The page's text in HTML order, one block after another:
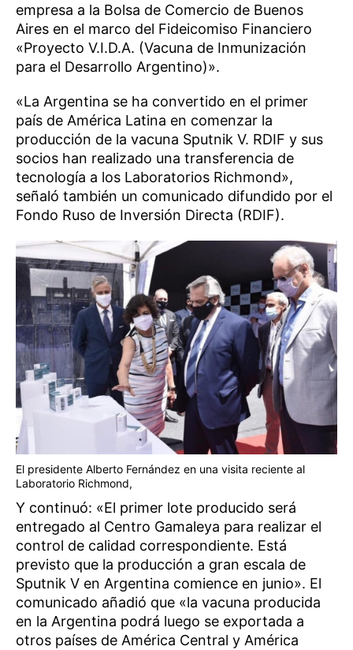
empresa a la Bolsa de Comercio de Buenos
Aires en el marco del Fideicomiso Financiero
«Proyecto V.I.D.A. (Vacuna de Inmunización
para el Desarrollo Argentino)».
«La Argentina se ha convertido en el primer
país de América Latina en comenzar la
producción de la vacuna Sputnik V. RDIF y sus
socios han realizado una transferencia de
tecnología a los Laboratorios Richmond»,
señaló también un comunicado difundido por el
Fondo Ruso de Inversión Directa (RDIF).
El presidente Alberto Fernández en una visita reciente al
Laboratorio Richmond,
Y continuó: «El primer lote producido será
entregado al Centro Gamaleya para realizar el
control de calidad correspondiente. Está
previsto que la producción a gran escala de
Sputnik V en Argentina comience en junio». El
comunicado añadió que «la vacuna producida
en la Argentina podrá luego se exportada a
otros países de América Central y América